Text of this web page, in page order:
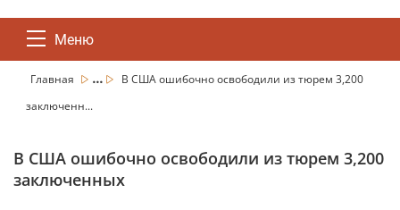
Меню
Главная ...
В США ошибочно освободили из тюрем 3,200
заключенн...
В США ошибочно освободили из тюрем 3,200
заключенных